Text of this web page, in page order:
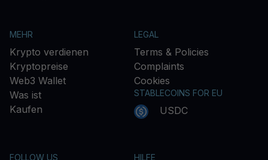
MEHR
Krypto verdienen
Kryptopreise
Web3 Wallet
Was ist
Kaufen
LEGAL
Terms & Policies
Complaints
Cookies
STABLECOINS FOR EU
USDC
FOLLOW US HILFE